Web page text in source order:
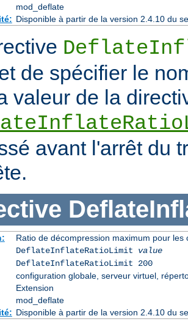
mod_deflate
Disponible à partir de la version 2.4.10 du
de spécifier le
valeur de la
avant l'arrêt du
Ratio de décompression maximum pour les
DeflateInflateRatioLimit value
DeflateInflateRatioLimit 200
configuration globale, serveur virtuel,
Extension
mod_deflate
Disponible à partir de la version 2.4.10 du